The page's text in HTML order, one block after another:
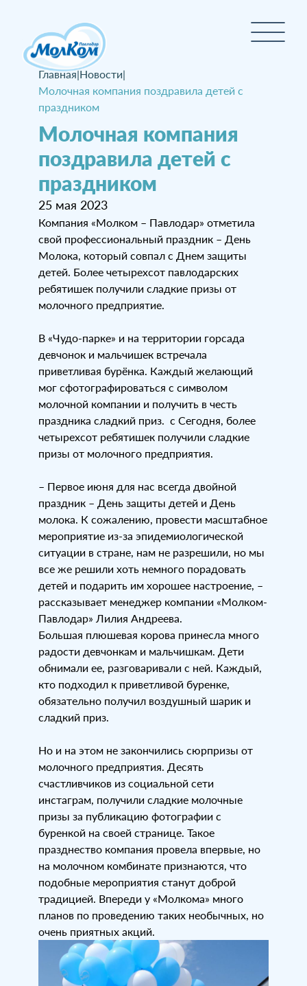
Главная|Новости|
Молочная компания поздравила детей с
праздником
Молочная компания
поздравила детей с
праздником
25 мая 2023
Компания «Молком – Павлодар» отметила
свой профессиональный праздник – День
Молока, который совпал с Днем защиты
детей. Более четырехсот павлодарских
ребятишек получили сладкие призы от
молочного предприятие.
В «Чудо-парке» и на территории горсада
девчонок и мальчишек встречала
приветливая бурёнка. Каждый желающий
мог сфотографироваться с символом
молочной компании и получить в честь
праздника сладкий приз. с Сегодня, более
четырехсот ребятишек получили сладкие
призы от молочного предприятия.
– Первое июня для нас всегда двойной
праздник – День защиты детей и День
молока. К сожалению, провести масштабное
мероприятие из-за эпидемиологической
ситуации в стране, нам не разрешили, но мы
все же решили хоть немного порадовать
детей и подарить им хорошее настроение, –
рассказывает менеджер компании «Молком-
Павлодар» Лилия Андреева.
Большая плюшевая корова принесла много
радости девчонкам и мальчишкам. Дети
обнимали ее, разговаривали с ней. Каждый,
кто подходил к приветливой буренке,
обязательно получил воздушный шарик и
сладкий приз.
Но и на этом не закончились сюрпризы от
молочного предприятия. Десять
счастливчиков из социальной сети
инстаграм, получили сладкие молочные
призы за публикацию фотографии с
буренкой на своей странице. Такое
празднество компания провела впервые, но
на молочном комбинате признаются, что
подобные мероприятия станут доброй
традицией. Впереди у «Молкома» много
планов по проведению таких необычных, но
очень приятных акций.